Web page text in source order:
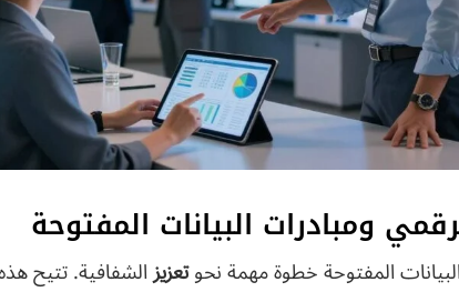
ومبادرات البيانات المفتوحة
المفتوحة خطوة مهمة نحوتعزيزالشفافية. تتيح